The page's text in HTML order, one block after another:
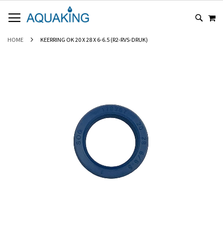
NAAR
DE
HOME KEERRING OK 20 X 28 X 6-6.5 (R2-RVS-DRUK)